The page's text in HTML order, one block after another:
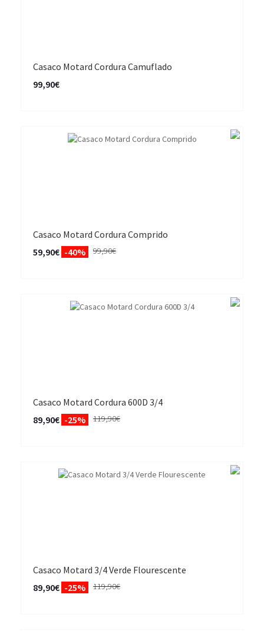
Casaco Motard Cordura Camuflado
99,90€
Casaco Motard Cordura Comprido
59,90€ -40% 99,90€
Casaco Motard Cordura 600D 3/4
89,90€ -25% 119,90€
Casaco Motard 3/4 Verde Flourescente
89,90€ -25% 119,90€